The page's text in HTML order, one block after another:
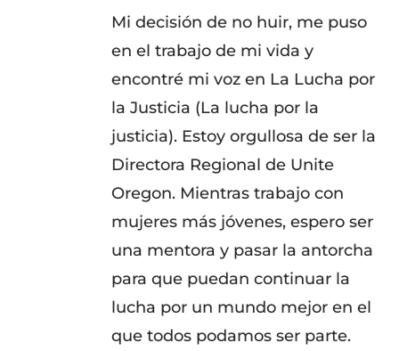
Mi decisión de no huir, me puso
en el trabajo de mi vida y
encontré mi voz en La Lucha por
la Justicia (La lucha por la
justicia). Estoy orgullosa de ser la
Directora Regional de Unite
Oregon. Mientras trabajo con
mujeres más jóvenes, espero ser
una mentora y pasar la antorcha
para que puedan continuar la
lucha por un mundo mejor en el
que todos podamos ser parte.